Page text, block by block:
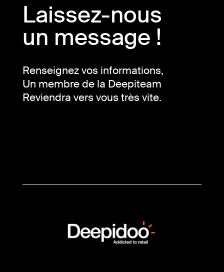
Laissez-nous
un message !
Renseignez vos informations,
Un membre de la Deepiteam
Reviendra vers vous très vite.